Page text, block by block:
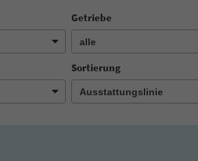
Getriebe
Sortierung